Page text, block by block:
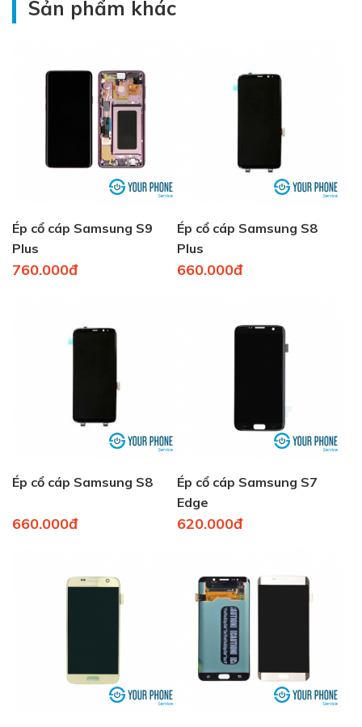
Sản phẩm khác
Ép cổ cáp Samsung S9
Plus
760.000đ
Ép cổ cáp Samsung S8
Plus
660.000đ
Ép cổ cáp Samsung S8
660.000đ
Ép cổ cáp Samsung S7
Edge
620.000đ